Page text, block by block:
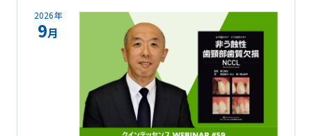
2026年
9月